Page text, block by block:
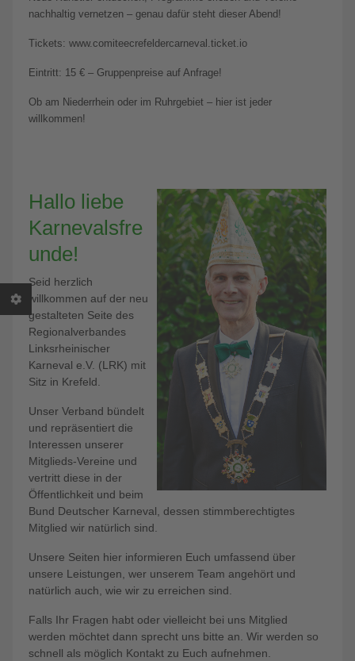
nachhaltig vernetzen – genau dafür steht dieser Abend!
Tickets: www.comiteecrefeldercarneval.ticket.io
Eintritt: 15 € – Gruppenpreise auf Anfrage!
Ob am Niederrhein oder im Ruhrgebiet – hier ist jeder
willkommen!
Hallo liebe
Karnevalsfre
unde!
Seid herzlich
willkommen auf der neu
gestalteten Seite des
Regionalverbandes
Linksrheinischer
Karneval e.V. (LRK) mit
Sitz in Krefeld.
Unser Verband bündelt
und repräsentiert die
Interessen unserer
Mitglieds-Vereine und
vertritt diese in der
Öffentlichkeit und beim
Bund Deutscher Karneval, dessen stimmberechtigtes
Mitglied wir natürlich sind.
Unsere Seiten hier informieren Euch umfassend über
unsere Leistungen, wer unserem Team angehört und
natürlich auch, wie wir zu erreichen sind.
Falls Ihr Fragen habt oder vielleicht bei uns Mitglied
werden möchtet dann sprecht uns bitte an. Wir werden so
schnell als möglich Kontakt zu Euch aufnehmen.